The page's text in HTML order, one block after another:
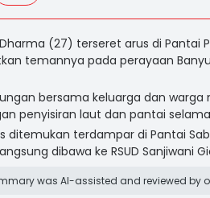
(27) terseret arus di Pantai
temannya pada perayaan
bersama keluarga dan
penyisiran laut dan pantai
ditemukan terdampar di Pantai
dibawa ke RSUD Sanjiwani
was AI-assisted and reviewed by